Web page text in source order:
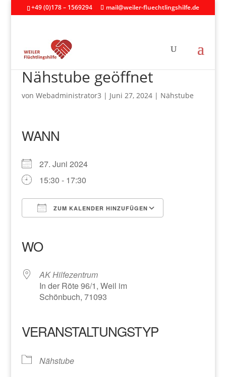
+49 (0)178 – 1569294 mail@weiler-fluechtlingshilfe.de
Nähstube geöffnet
von Webadministrator3 | Juni 27, 2024| Nähstube
WANN
27. Juni 2024
15:30 - 17:30
ZUM KALENDER HINZUFÜGEN
WO
AK Hilfezentrum
In der Röte 96/1, Weil im
Schönbuch, 71093
VERANSTALTUNGSTYP
Nähstube